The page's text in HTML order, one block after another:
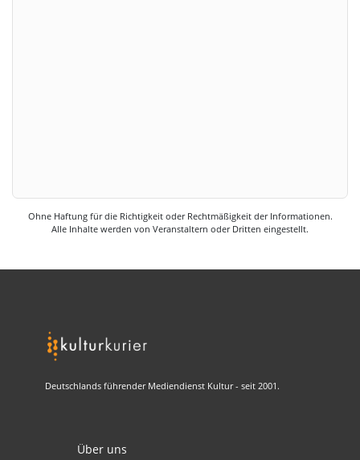
Ohne Haftung für die Richtigkeit oder Rechtmäßigkeit der Informationen.
Alle Inhalte werden von Veranstaltern oder Dritten eingestellt.
Deutschlands führender Mediendienst Kultur - seit 2001.
Über uns